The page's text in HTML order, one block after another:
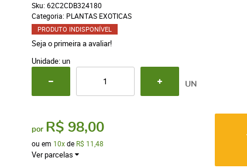
Sku: 62C2CDB324180
Categoria: PLANTAS EXOTICAS
PRODUTO INDISPONÍVEL
Seja o primeira a avaliar!
Unidade: un
UN
por R$ 98,00
ou em 10xde R$ 11,48
Ver parcelas